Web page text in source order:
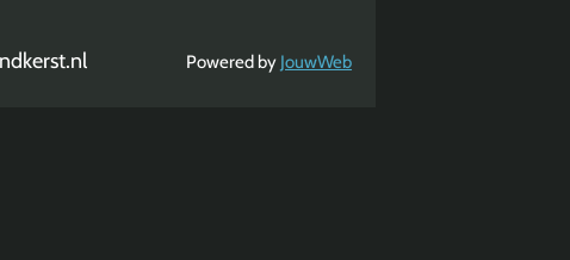
Powered by JouwWeb